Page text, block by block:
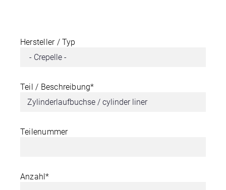
Hersteller / Typ
Teil / Beschreibung*
Teilenummer
Anzahl*